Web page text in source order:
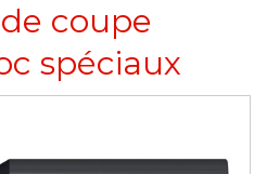
coupe
spéciaux